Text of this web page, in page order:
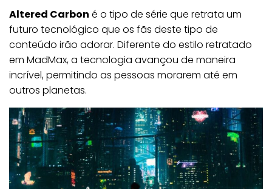
Altered Carbon é o tipo de série que retrata um
futuro tecnológico que os fãs deste tipo de
conteúdo irão adorar. Diferente do estilo retratado
em MadMax, a tecnologia avançou de maneira
incrível, permitindo as pessoas morarem até em
outros planetas.